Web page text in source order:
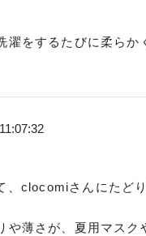
をするたびに柔ら
clocomiさんにたどり
薄さが、夏用マスク